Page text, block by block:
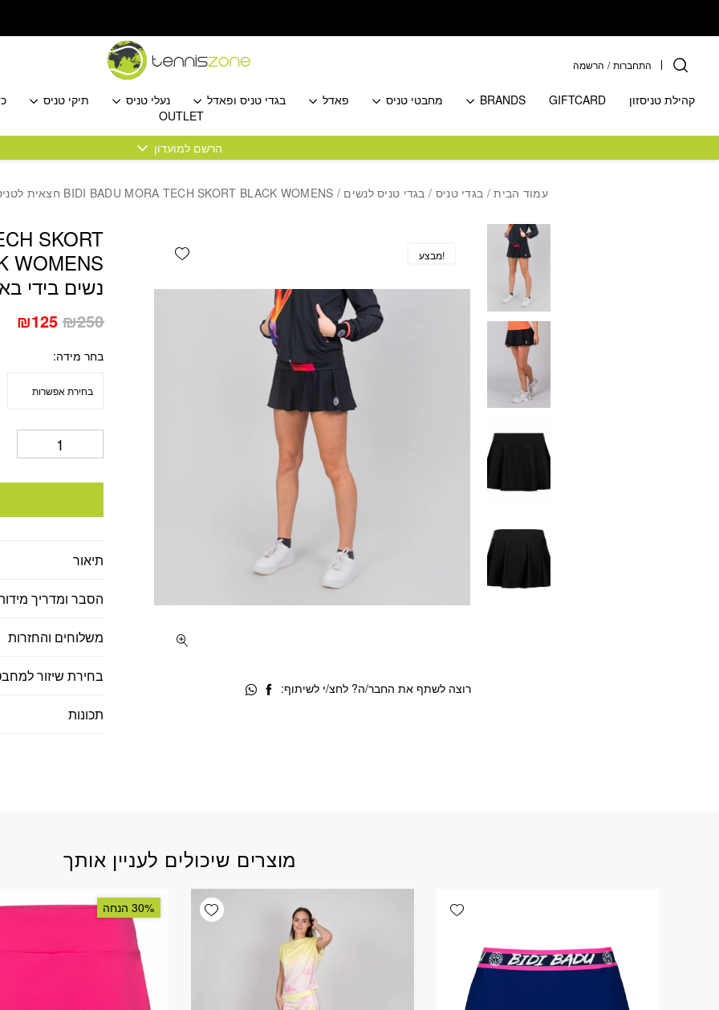
התחברות / הרשמה
קהילת טניסזון GIFTCARD
BRANDS מחבטי טניס פאדל בגדי טניס ופאדל נעלי טניס תיקי טניס
OUTLET
הרשם למועדון
עמוד הבית/ בגדי טניס / בגדי טניס לנשים / BIDI BADU MORA TECH SKORT BLACK WOMENS חצאית לטניס נשים בידי באדו
SKORT
נשים בידי
₪250
המחיר
היה:
₪125
בחר מידה
תיאור
הסבר ומדריך
משלוחים והחזרות
בחירת שיזור
תכונות
מבצע! Add wishlist
רוצה לשתף את החבר/ה? לחצ/י לשיתוף:
מוצרים שיכולים לעניין אותך
Add wishlist
Add wishlist30% הנחה